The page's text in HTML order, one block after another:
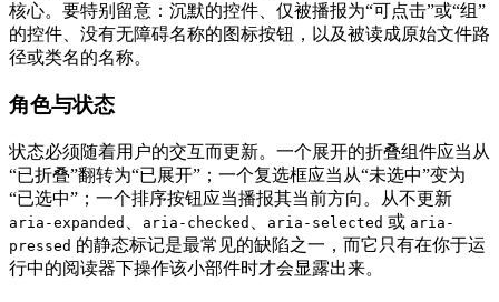
核心。要特别留意：沉默的控件、仅被播报为“可点击”或“组”
的控件、没有无障碍名称的图标按钮，以及被读成原始文件路
径或类名的名称。
角色与状态
状态必须随着用户的交互而更新。一个展开的折叠组件应当从
“已折叠”翻转为“已展开”；一个复选框应当从“未选中”变为
“已选中”；一个排序按钮应当播报其当前方向。从不更新
aria-expanded aria-checked aria-selected 或 aria-
pressed 的静态标记是最常见的缺陷之一，而它只有在你于运
行中的阅读器下操作该小部件时才会显露出来。